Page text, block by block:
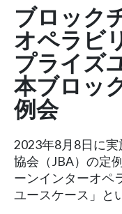
ブロック
オペラビ
プライズ
本ブロッ
例会
2023年8月8日に
協会（JBA）の定
ーンインターオペ
ユースケース」と